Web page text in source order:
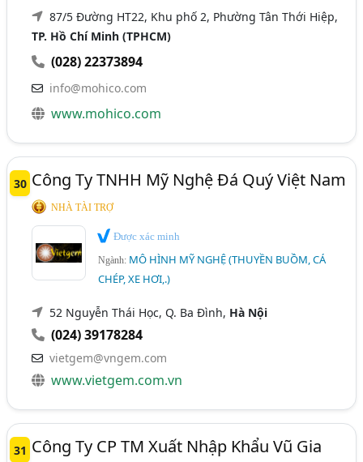
87/5 Đường HT22, Khu phố 2, Phường Tân Thới Hiệp,
TP. Hồ Chí Minh (TPHCM)
(028) 22373894
info@mohico.com
www.mohico.com
30 Công Ty TNHH Mỹ Nghệ Đá Quý Việt Nam
NHÀ TÀI TRỢ
Được xác minh
Ngành: MÔ HÌNH MỸ NGHỆ (THUYỀN BUỒM, CÁ
CHÉP, XE HƠI,.)
52 Nguyễn Thái Học, Q. Ba Đình, Hà Nội
(024) 39178284
vietgem@vngem.com
www.vietgem.com.vn
31 Công Ty CP TM Xuất Nhập Khẩu Vũ Gia